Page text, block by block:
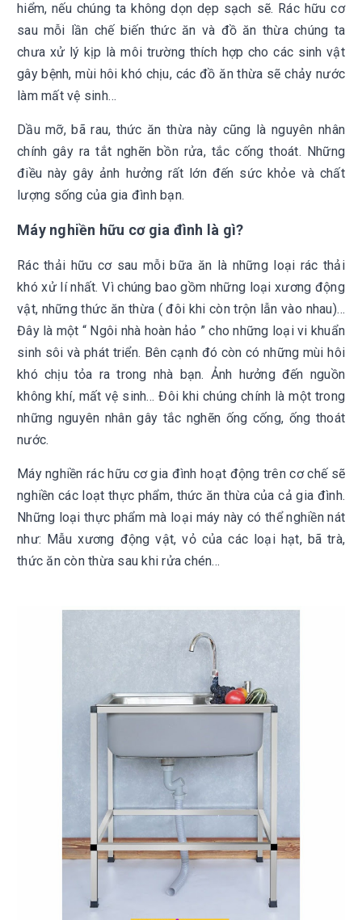
hiểm, nếu chúng ta không dọn dẹp sạch sẽ. Rác hữu cơ
sau mỗi lần chế biến thức ăn và đồ ăn thừa chúng ta
chưa xử lý kịp là môi trường thích hợp cho các sinh vật
gây bệnh, mùi hôi khó chịu, các đồ ăn thừa sẽ chảy nước
làm mất vệ sinh…
Dầu mỡ, bã rau, thức ăn thừa này cũng là nguyên nhân
chính gây ra tắt nghẽn bồn rửa, tắc cống thoát. Những
điều này gây ảnh hưởng rất lớn đến sức khỏe và chất
lượng sống của gia đình bạn.
Máy nghiền hữu cơ gia đình là gì?
Rác thải hữu cơ sau mỗi bữa ăn là những loại rác thải
khó xử lí nhất. Vì chúng bao gồm những loại xương động
vật, những thức ăn thừa ( đôi khi còn trộn lẫn vào nhau)…
Đây là một “ Ngôi nhà hoàn hảo ” cho những loại vi khuẩn
sinh sôi và phát triển. Bên cạnh đó còn có những mùi hôi
khó chịu tỏa ra trong nhà bạn. Ảnh hưởng đến nguồn
không khí, mất vệ sinh… Đôi khi chúng chính là một trong
những nguyên nhân gây tắc nghẽn ống cống, ống thoát
nước.
Máy nghiền rác hữu cơ gia đình hoạt động trên cơ chế sẽ
nghiền các loạt thực phẩm, thức ăn thừa của cả gia đình.
Những loại thực phẩm mà loại máy này có thể nghiền nát
như: Mẫu xương động vật, vỏ của các loại hạt, bã trà,
thức ăn còn thừa sau khi rửa chén…